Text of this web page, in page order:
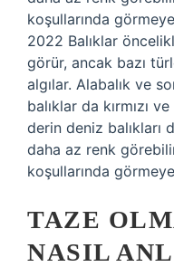
koşullarında
2022 Balıklar
görür, ancak bazı
algılar. Alabalık ve
balıklar da kırmızı
derin deniz balıkları
daha az renk
koşullarında
TAZE
NASIL